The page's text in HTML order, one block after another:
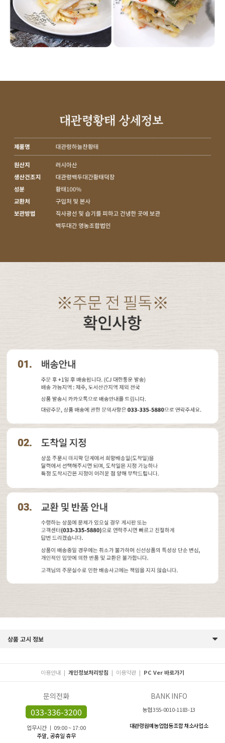
상품 고시 정보
이용안내 | 개인정보처리방침 | 이용약관 | PC Ver 바로가기
문의전화
033-336-3200
업무시간 ㅣ 09:00 ~ 17:00
주말, 공휴일 휴무
BANK INFO
농협 355-0010-1183-13
대관령원예농업협동조합 채소사업소